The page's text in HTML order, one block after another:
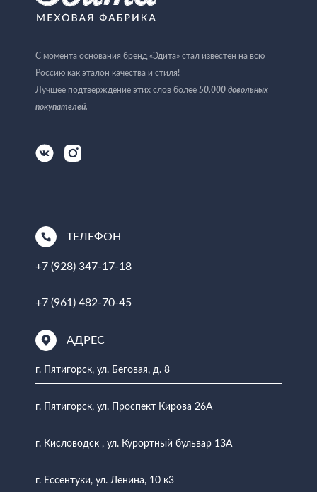
С момента основания бренд «Эдита» стал известен на всю
Россию как эталон качества и стиля!
Лучшее подтверждение этих слов более 50.000 довольных
покупателей.
ТЕЛЕФОН
+7 (928) 347-17-18
+7 (961) 482-70-45
АДРЕС
г. Пятигорск, ул. Беговая, д. 8
г. Пятигорск, ул. Проспект Кирова 26А
г. Кисловодск , ул. Курортный бульвар 13А
г. Ессентуки, ул. Ленина, 10 к3